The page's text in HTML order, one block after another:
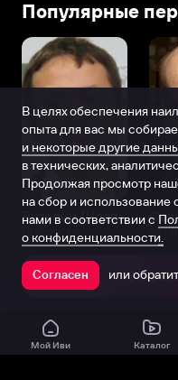
Популярные
Виталий Шляппо
Продюсер
Мой Иви Каталог
В целях обеспечения
опыта для вас мы
и некоторые другие
в технических,
Продолжая просмотр
на сбор и
нами в соответствии с
о конфиденциальности.
Согласен или